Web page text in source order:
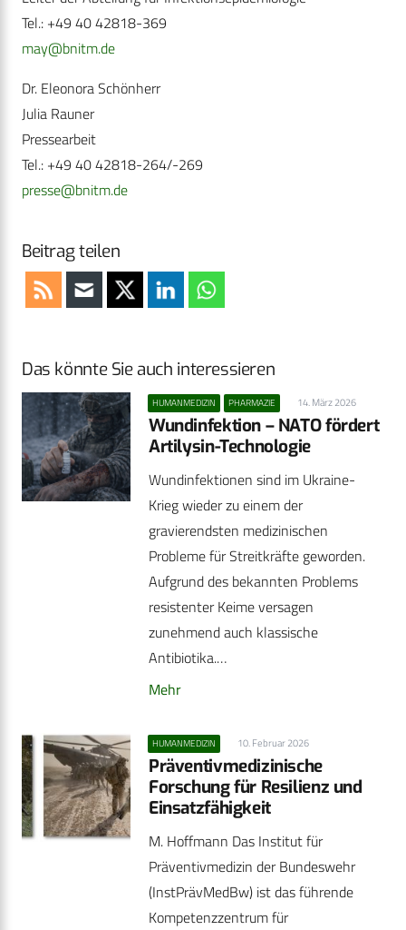
Tel.: +49 40 42818-369
may@bnitm.de
Dr. Eleonora Schönherr
Julia Rauner
Pressearbeit
Tel.: +49 40 42818-264/-269
presse@bnitm.de
Beitrag teilen
Das könnte Sie auch interessieren
HUMANMEDIZIN PHARMAZIE 14. März 2026
Wundinfektion – NATO fördert
Artilysin-Technologie
Wundinfektionen sind im Ukraine-
Krieg wieder zu einem der
gravierendsten medizinischen
Probleme für Streitkräfte geworden.
Aufgrund des bekannten Problems
resistenter Keime versagen
zunehmend auch klassische
Antibiotika.…
Mehr
HUMANMEDIZIN 10. Februar 2026
Präventivmedizinische
Forschung für Resilienz und
Einsatzfähigkeit
M. Hoffmann Das Institut für
Präventivmedizin der Bundeswehr
(InstPrävMedBw) ist das führende
Kompetenzzentrum für